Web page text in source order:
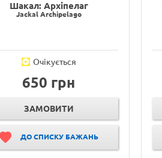
Шакал: Архіпелаг
Jackal Archipelago
Очікується
650 грн
ЗАМОВИТИ
ДО СПИСКУ БАЖАНЬ